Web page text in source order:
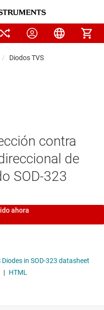
Diodos TVS
contra
de
SOD-323
ahora
in SOD-323 datasheet
| HTML